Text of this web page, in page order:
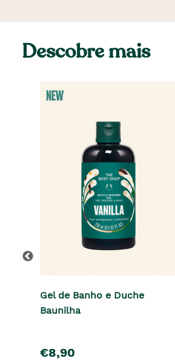
Descobre mais
Gel de Banho e Duche
Baunilha
pre�o
€8,90